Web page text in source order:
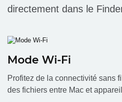
directement dans le
Mode Wi-Fi
Profitez de la connectivité sans
des fichiers entre Mac et